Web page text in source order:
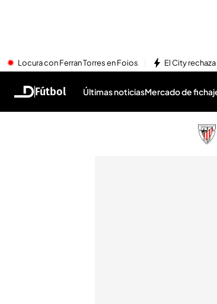
Locura con Ferran Torres en Foios El City
Fútbol Últimas noticiasMercado de